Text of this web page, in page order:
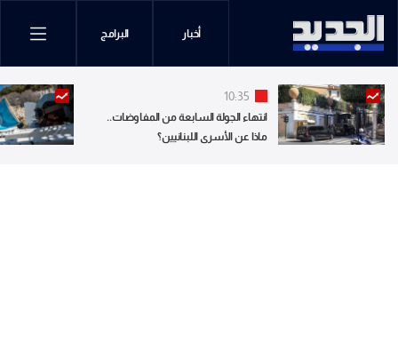
أخبار البرامج
10:35
انتهاء الجولة السابعة من المفاوضات..
ماذا عن الأسرى اللبنانيين؟